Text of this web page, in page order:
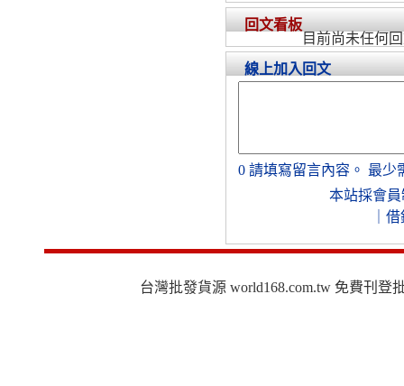
回文看板
目前尚未任何
線上加入回文
0 請填寫留言內容。 最少
本站採會員
借
台灣批發貨源 world168.com.tw 免費刊登